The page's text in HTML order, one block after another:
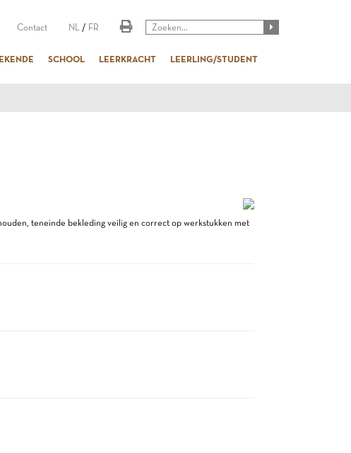
Contact NL / FR
SCHOOL LEERKRACHT LEERLING/STUDENT
teneinde bekleding veilig en correct op werkstukken met